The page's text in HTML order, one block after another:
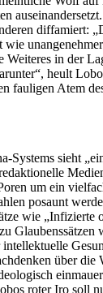
diffamiert:
wie
in der
heult
fauligen Atem
Systems sieht
um ein
posaunt
wie „Infizierte
Glaubenssätzen
über die
roter Iro soll